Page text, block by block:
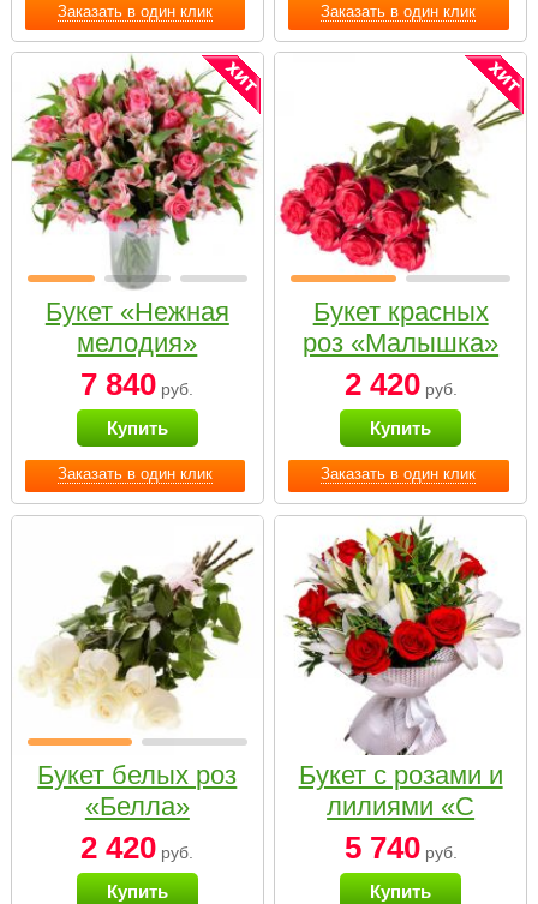
Заказать в один клик Заказать в один клик
Заказать в один клик
Букет «Нежная
мелодия»
7 840 руб.
Купить
Заказать в один клик
Букет красных
роз «Малышка»
2 420руб.
Купить
Букет белых роз
«Белла»
2 420 руб.
Купить
Букет с розами и
лилиями «С
наилучшими
пожеланиями»
5 740руб.
Купить